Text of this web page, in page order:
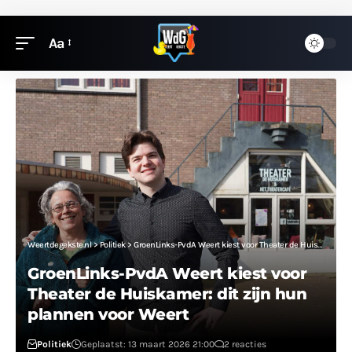
Aa
Weertdegekste.nl>Politiek>GroenLinks-PvdA Weert kiest voor Theater de Huiskamer: dit zijn hun plannen voor Weert
GroenLinks-PvdA Weert kiest voor
Theater de Huiskamer: dit zijn hun
plannen voor Weert
Politiek Geplaatst: 13 maart 2026 21:00
2 reacties